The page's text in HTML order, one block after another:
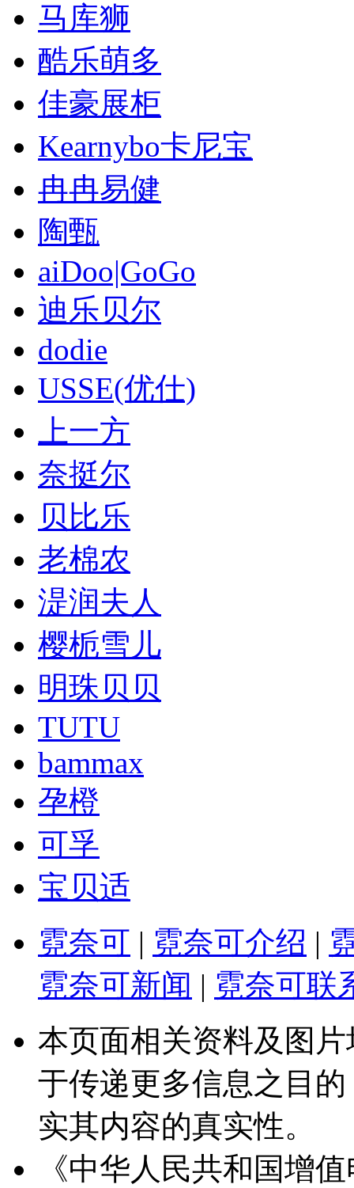
马库狮
酷乐萌多
佳豪展柜
Kearnybo卡尼宝
冉冉易健
陶甄
aiDoo|GoGo
迪乐贝尔
dodie
USSE(优仕)
上一方
奈挺尔
贝比乐
老棉农
湜润夫人
樱栀雪儿
明珠贝贝
TUTU
bammax
孕橙
可孚
宝贝适
霓奈可 | 霓奈可介绍 |
霓奈可新闻 | 霓奈可联
本页面相关资料及图
于传递更多信息之目
实其内容的真实性。
《中华人民共和国增